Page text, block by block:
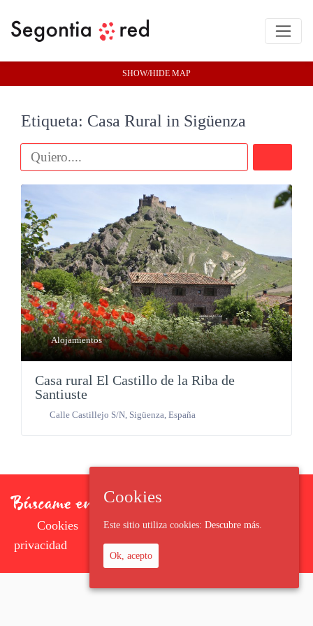
Etiqueta: Casa Rural in Sigüenza
Alojamientos
Casa rural El Castillo de la Riba de
Santiuste
Calle Castillejo S/N, Sigüenza, España
SHOW/HIDE MAP
Cookies Aviso Legal
Política de
privacidad
Cookies
Este sitio utiliza cookies: Descubre más.
Ok, acepto